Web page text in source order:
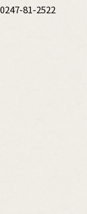
0247-81-2522